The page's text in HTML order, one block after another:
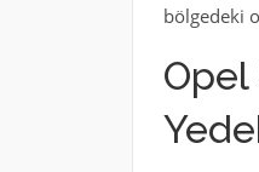
bölgedeki
Opel